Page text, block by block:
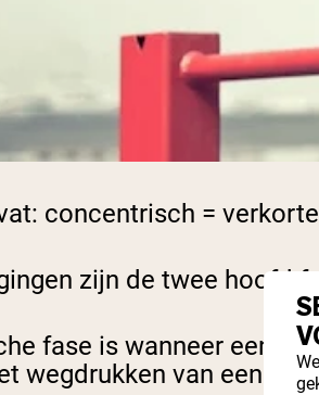
concentrisch =
zijn de twee hoofd
fase is wanneer een
wegdrukken van een